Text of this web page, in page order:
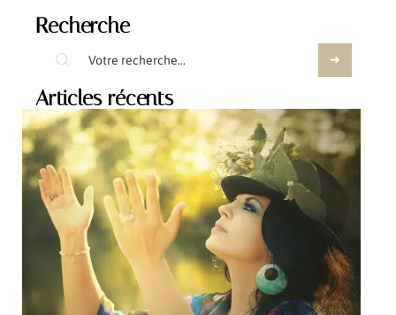
Recherche
Articles récents